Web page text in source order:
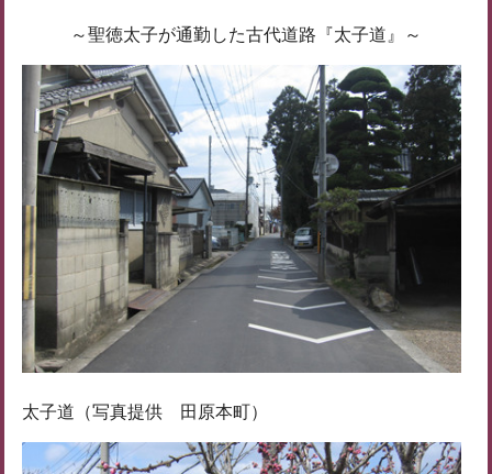
～聖徳太子が通勤した古代道路『太子道』～
太子道（写真提供 田原本町）